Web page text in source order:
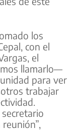
los
con el
el
llamarlo—
para ver
trabajar